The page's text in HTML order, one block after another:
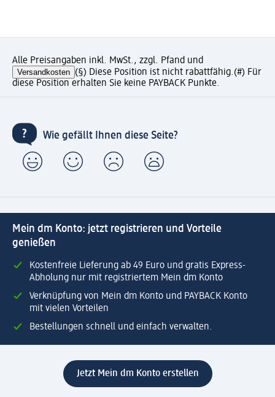
Alle Preisangaben inkl. MwSt., zzgl. Pfand und
Versandkosten (§) Diese Position ist nicht rabattfähig.(#) Für
diese Position erhalten Sie keine PAYBACK Punkte.
Wie gefällt Ihnen diese Seite?
Mein dm Konto: jetzt registrieren und Vorteile
genießen
Kostenfreie Lieferung ab 49 Euro und gratis Express-
Abholung nur mit registriertem Mein dm Konto
Verknüpfung von Mein dm Konto und PAYBACK Konto
mit vielen Vorteilen
Bestellungen schnell und einfach verwalten.
Jetzt Mein dm Konto erstellen